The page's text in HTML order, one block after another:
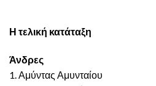
Η τελική κατάταξη
Άνδρες
1. Αμύντας Αμυνταίου